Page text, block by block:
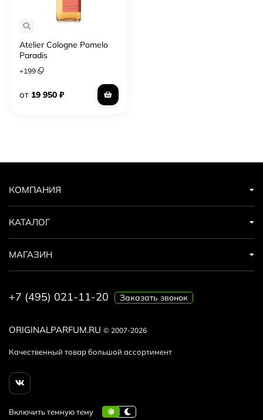
Atelier Cologne Pomelo
Paradis
+199
от 19 950 ₽
ORIGINALPARFUM.RU © 2007-2026
Качественный товар большой ассортимент
КОМПАНИЯ
КАТАЛОГ
МАГАЗИН
+7 (495) 021-11-20 Заказать звонок